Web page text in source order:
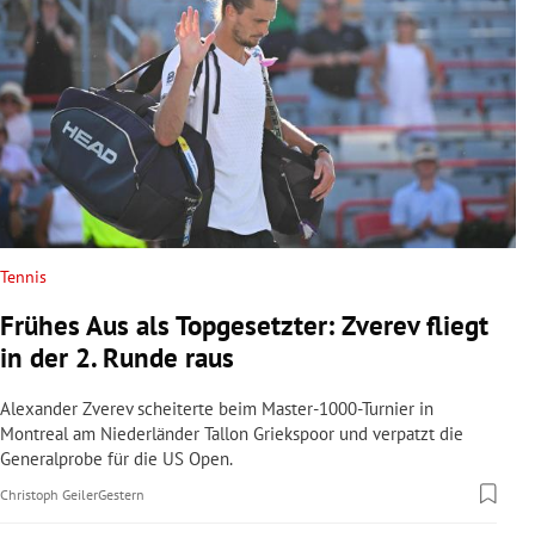
Tennis
Frühes Aus als Topgesetzter: Zverev fliegt
in der 2. Runde raus
Alexander Zverev scheiterte beim Master-1000-Turnier in
Montreal am Niederländer Tallon Griekspoor und verpatzt die
Generalprobe für die US Open.
Christoph GeilerGestern